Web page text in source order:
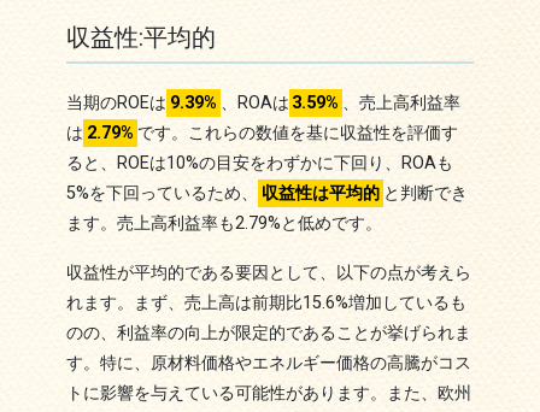
収益性:平均的
当期のROEは 9.39% 、ROAは 3.59% 、売上高利益率
は 2.79% です。これらの数値を基に収益性を評価す
ると、ROEは10%の目安をわずかに下回り、ROAも
5%を下回っているため、
収益性は平均的 と判断でき
ます。売上高利益率も2.79%と低めです。
収益性が平均的である要因として、以下の点が考えら
れます。まず、売上高は前期比15.6%増加しているも
のの、利益率の向上が限定的であることが挙げられま
す。特に、原材料価格やエネルギー価格の高騰がコス
トに影響を与えている可能性があります。また、欧州